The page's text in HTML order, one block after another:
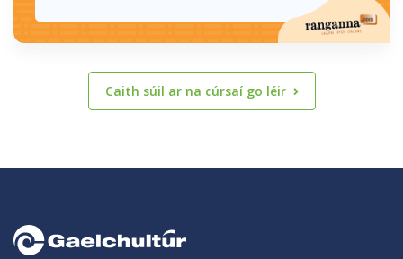
Caith súil ar na cúrsaí go léir